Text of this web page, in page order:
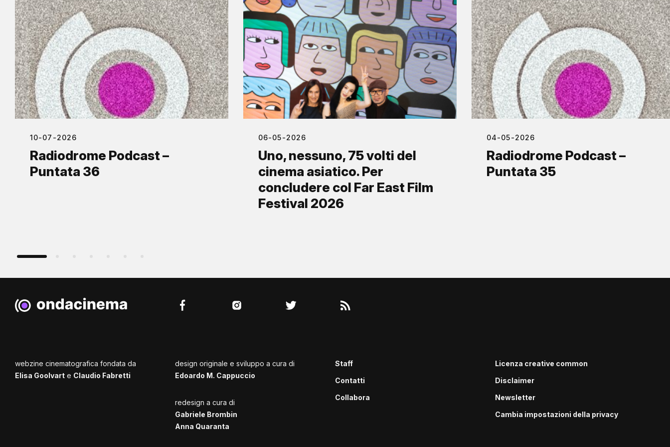
10-07-2026
Radiodrome Podcast –
Puntata 36
06-05-2026
Uno, nessuno, 75 volti del
cinema asiatico. Per
concludere col Far East Film
Festival 2026
04-05-2026
Radiodrome Podcast –
Puntata 35
webzine cinematografica fondata da
Elisa Goolvart e Claudio Fabretti
design originale e sviluppo a cura di
Edoardo M. Cappuccio
redesign a cura di
Gabriele Brombin
Anna Quaranta
Staff
Contatti
Collabora
Licenza creative common
Disclaimer
Newsletter
Cambia impostazioni della privacy